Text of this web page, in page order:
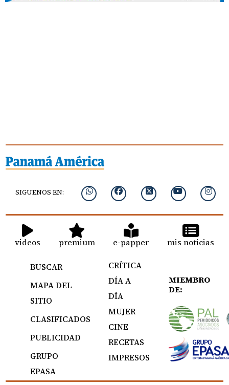
SIGUENOS EN:
videos premium e-papper mis noticias
BUSCAR
MAPA DEL
SITIO
CLASIFICADOS
PUBLICIDAD
GRUPO
EPASA
CRÍTICA
DÍA A
DÍA
MUJER
CINE
RECETAS
IMPRESOS
MIEMBRO
DE: